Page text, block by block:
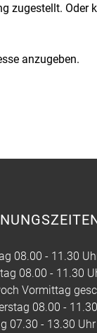
zugestellt. Oder
anzugeben.
08.00 - 11.30
08.00 - 11.30
Vormittag
08.00 -
07.30 - 13.30 Uhr